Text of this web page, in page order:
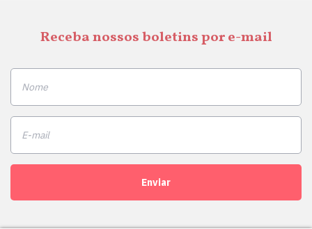
Receba nossos boletins por e-mail
Enviar